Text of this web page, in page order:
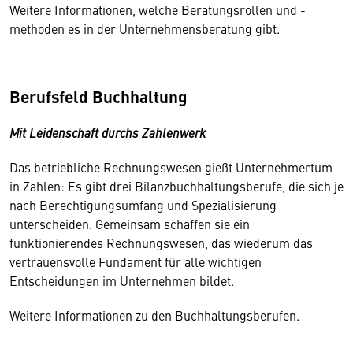
Weitere Informationen, welche Beratungsrollen und -
methoden es in der Unternehmensberatung gibt.
Berufsfeld Buchhaltung
Mit Leidenschaft durchs Zahlenwerk
Das betriebliche Rechnungswesen gießt Unternehmertum
in Zahlen: Es gibt drei Bilanzbuchhaltungsberufe, die sich je
nach Berechtigungsumfang und Spezialisierung
unterscheiden. Gemeinsam schaffen sie ein
funktionierendes Rechnungswesen, das wiederum das
vertrauensvolle Fundament für alle wichtigen
Entscheidungen im Unternehmen bildet.
Weitere Informationen zu den Buchhaltungsberufen.